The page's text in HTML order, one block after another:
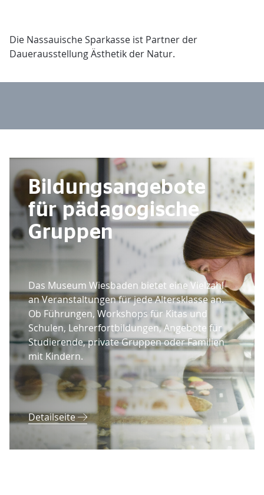
Die Nassauische Sparkasse ist Partner der
Dauerausstellung Ästhetik der Natur.
Bildungsangebote
für pädagogische
Gruppen
Das Museum Wiesbaden bietet eine Vielzahl
an Veranstaltungen für jede Altersklasse an.
Ob Führungen, Workshops für Kitas und
Schulen, Lehrerfortbildungen, Angebote für
Studierende, private Gruppen oder Familien
mit Kindern.
Detailseite